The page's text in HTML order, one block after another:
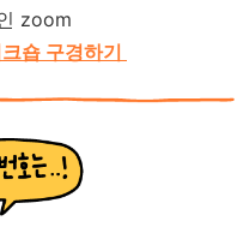
zoom
숍 구경하기